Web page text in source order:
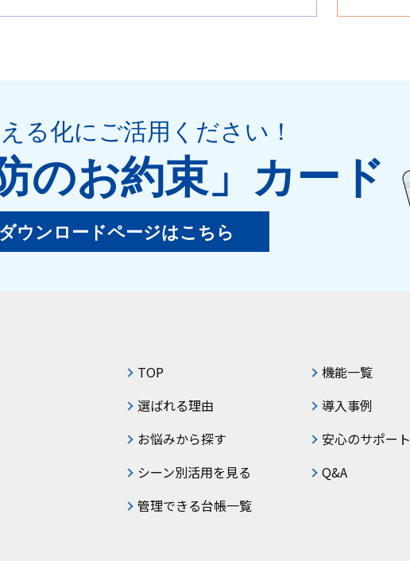
る化にご活用ください ！
のお約束」 カード
ウンロードページはこちら
TOP
選ばれる理由
お悩みから探す
シーン別活用を見る
管理できる台帳一覧
機能一覧
導入事例
安心のサポート
Q&A